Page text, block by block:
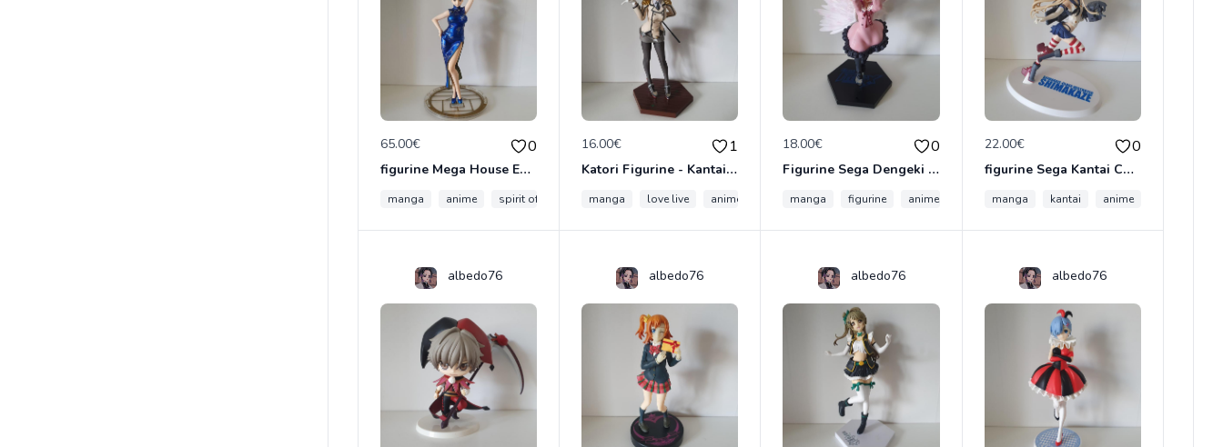
65.00€ 0
figurine Mega House Excellent Model CORE Spirit of Wonder: China-san no Yuuutsu
manga anime spirit of wonder
16.00€ 1
Katori Figurine - Kantai Collection (Kan Colle) Eductating ver. by Taito manga
manga love live anime
18.00€ 0
Figurine Sega Dengeki Bunko: Fighting Climax: Tomoka Minato
manga figurine anime
22.00€ 0
figurine Sega Kantai Collection: Kancolle: Shimakaze Premium
manga kantai anime
albedo76 albedo76 albedo76 albedo76